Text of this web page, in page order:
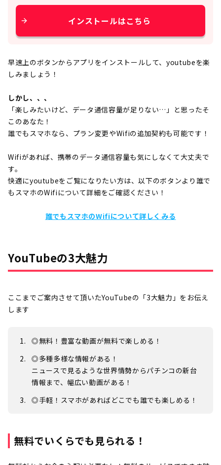
インストールはこちら
早速上のボタンからアプリをインストールして、youtubeを楽
しみましょう！
しかし、、、
「楽しみたいけど、データ通信容量が足りない…」と思ったそ
このあなた！
誰でもスマホなら、プラン変更やWifiの追加契約も可能です！
Wifiがあれば、携帯のデータ通信容量も気にしなくて大丈夫で
す。
快適にyoutubeをご覧になりたい方は、以下のボタンより誰で
もスマホのWifiについて詳細をご確認ください！
誰でもスマホのWifiについて詳しくみる
YouTubeの3大魅力
ここまでご案内させて頂いたYouTubeの「3大魅力」をお伝え
します
◎無料！豊富な動画が無料で楽しめる！
◎多種多様な情報がある！
ニュースで見るような世界情勢からパチンコの新台
情報まで、幅広い動画がある！
◎手軽！スマホがあればどこでも誰でも楽しめる！
無料でいくらでも見られる！